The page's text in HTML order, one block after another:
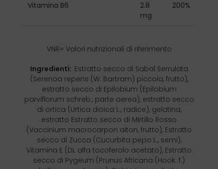
Vitamina B6
2.8
mg
200%
VNR= Valori nutrizionali di riferimento
Ingredienti: Estratto secco di Sabal Serrulata
(Serenoa repens (W. Bartram) piccola, frutto),
estratto secco di Epilobium (Epilobium
parviflorum schreb., parte aerea), estratto secco
di ortica (Urtica dioica L., radice), gelatina,
estratto Estratto secco di Mirtillo Rosso
(Vaccinium macrocarpon aiton, frutto), Estratto
secco di Zucca (Cucurbita pepo L., semi),
Vitamina E (DL alfa tocoferolo acetato), Estratto
secco di Pygeum (Prunus Africana (Hook. f.)